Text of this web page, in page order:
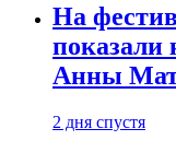
На
показали
Анны
2 дня спустя